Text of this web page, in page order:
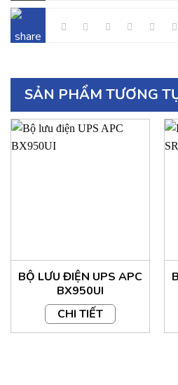
– Loại: Line Interactive
– Dạng sóng: Sóng sin mô phỏng
– Cổng kết nối ngõ ra: 01 cổng
phòng từ Ác quy)
– Loại ác quy thay thế:
– Dung lượng Volt-Ampe-giờ của
Giao tiếp và quản lý
SẢN PHẨM TƯƠNG
BỘ LƯU ĐIỆN UPS APC
BX950UI
CHI TIẾT